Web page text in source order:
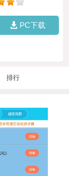
PC下载
排行